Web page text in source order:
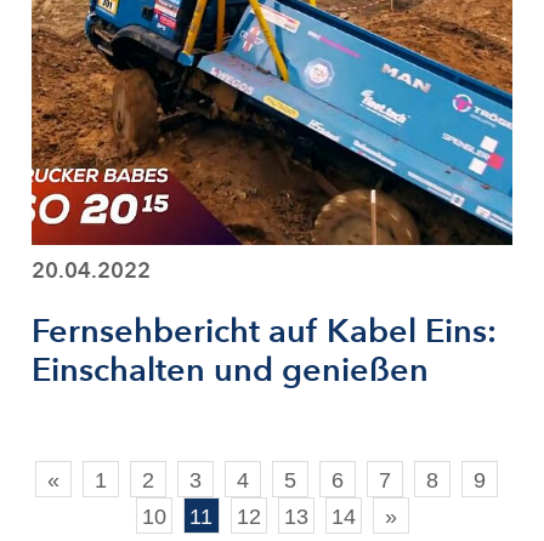
20.04.2022
Fernsehbericht auf Kabel Eins:
Einschalten und genießen
« 1 2 3 4 5 6 7 8
9
10
11 12 13 14 »